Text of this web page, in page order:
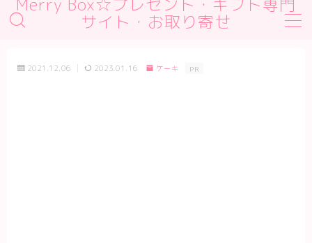
サイト・お取り寄せ
デモプリセット記事 #1
2021.12.06 2023.01.16 ケーキ PR